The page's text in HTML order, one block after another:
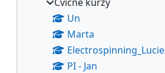
Un
Marta
Electrospinning_Lucie
PI - Jan